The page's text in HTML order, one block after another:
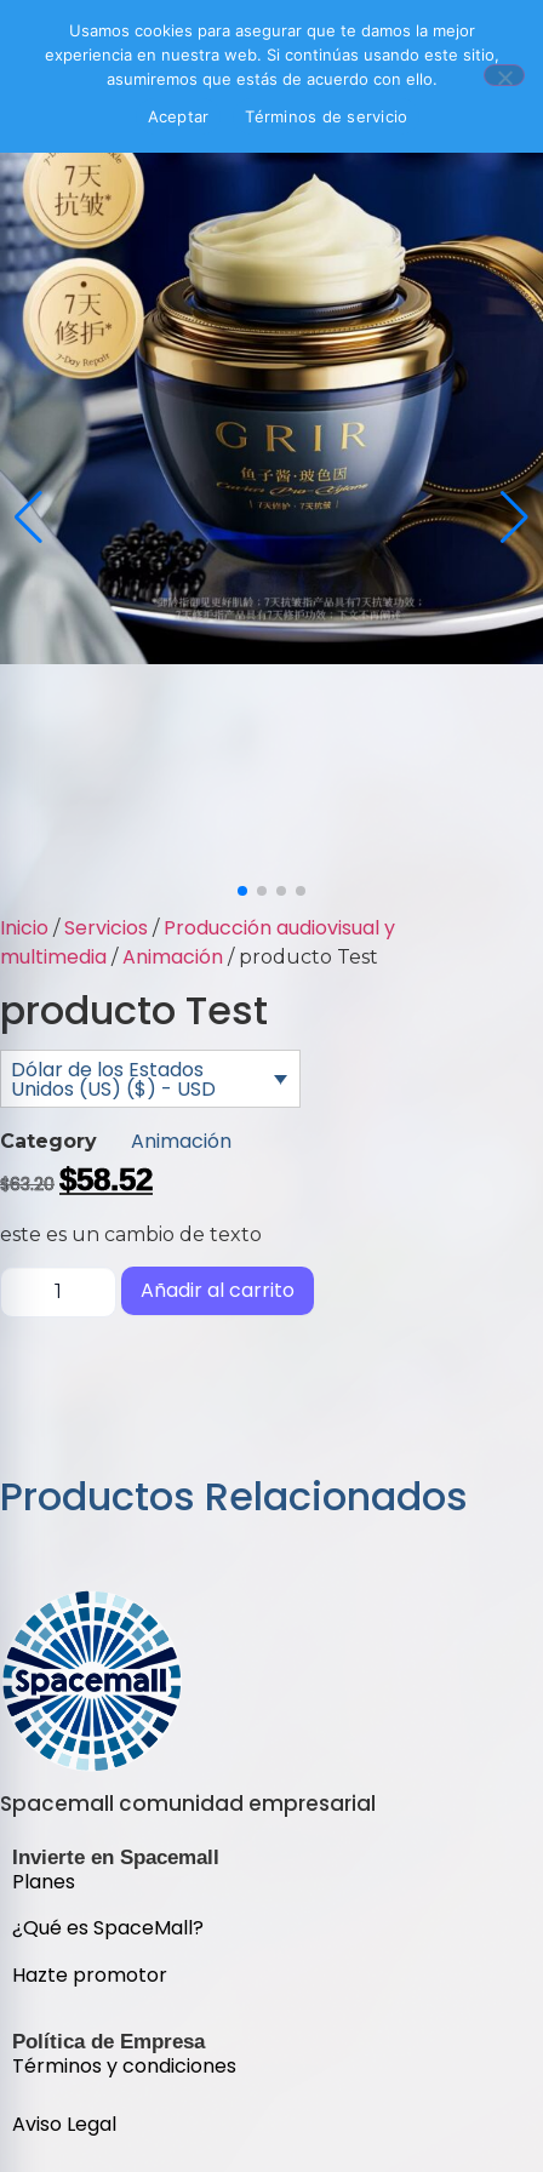
Inicio /Servicios / Producción audiovisual y
multimedia /Animación / producto Test
producto Test
Dólar de los Estados
Unidos (US) ($) - USD
Category Animación
$63.20 $58.52
este es un cambio de texto
Añadir al carrito
Productos Relacionados
Spacemall comunidad empresarial
Invierte en Spacemall
Planes
¿Qué es SpaceMall?
Hazte promotor
Política de Empresa
Términos y condiciones
Aviso Legal
Usamos cookies para asegurar que te damos la mejor
experiencia en nuestra web. Si continúas usando este sitio,
asumiremos que estás de acuerdo con ello.
Aceptar
Términos de servicio